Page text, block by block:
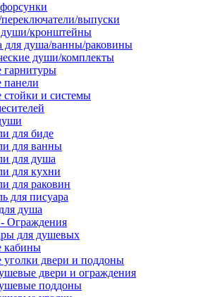
выпуски
кронштейны
для душа/ванны/раковины
души/комплекты
и системы
для биде
для ванны
для душа
для кухни
для раковин
для писуара
душа
Ограждения
для душевых
кабины
двери и поддоны
двери и ограждения
поддоны